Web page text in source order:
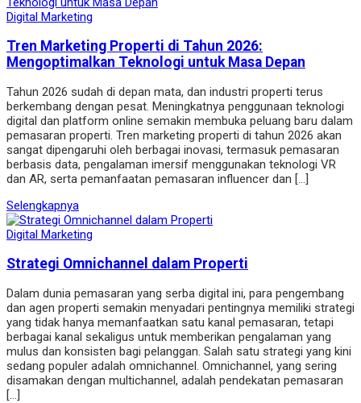
Digital Marketing
Tren Marketing Properti di Tahun 2026:
Mengoptimalkan Teknologi untuk Masa Depan
Tahun 2026 sudah di depan mata, dan industri properti terus
berkembang dengan pesat. Meningkatnya penggunaan teknologi
digital dan platform online semakin membuka peluang baru dalam
pemasaran properti. Tren marketing properti di tahun 2026 akan
sangat dipengaruhi oleh berbagai inovasi, termasuk pemasaran
berbasis data, pengalaman imersif menggunakan teknologi VR
dan AR, serta pemanfaatan pemasaran influencer dan […]
Selengkapnya
Digital Marketing
Strategi Omnichannel dalam Properti
Dalam dunia pemasaran yang serba digital ini, para pengembang
dan agen properti semakin menyadari pentingnya memiliki strategi
yang tidak hanya memanfaatkan satu kanal pemasaran, tetapi
berbagai kanal sekaligus untuk memberikan pengalaman yang
mulus dan konsisten bagi pelanggan. Salah satu strategi yang kini
sedang populer adalah omnichannel. Omnichannel, yang sering
disamakan dengan multichannel, adalah pendekatan pemasaran
[…]